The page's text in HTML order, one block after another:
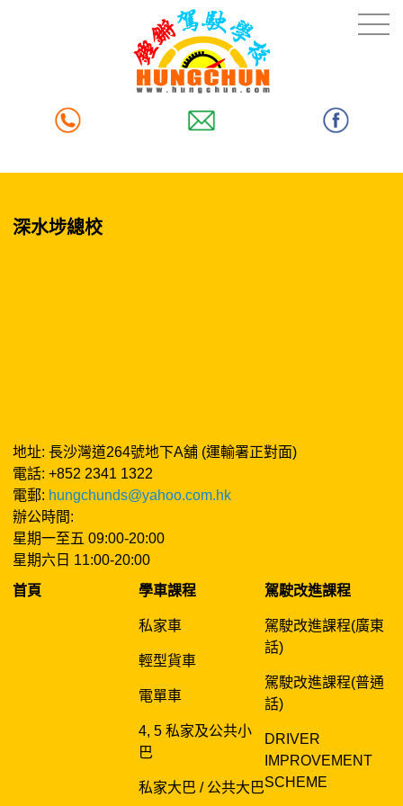
深水埗總校
地址: 長沙灣道264號地下A舖 (運輸署正對面)
電話: +852 2341 1322
電郵: hungchunds@yahoo.com.hk
辦公時間:
星期一至五 09:00-20:00
星期六日 11:00-20:00
首頁
學車課程
私家車
輕型貨車
電單車
4, 5 私家及公共小
巴
私家大巴 / 公共大巴
駕駛改進課程
駕駛改進課程(廣東
話)
駕駛改進課程(普通
話)
DRIVER
IMPROVEMENT
SCHEME